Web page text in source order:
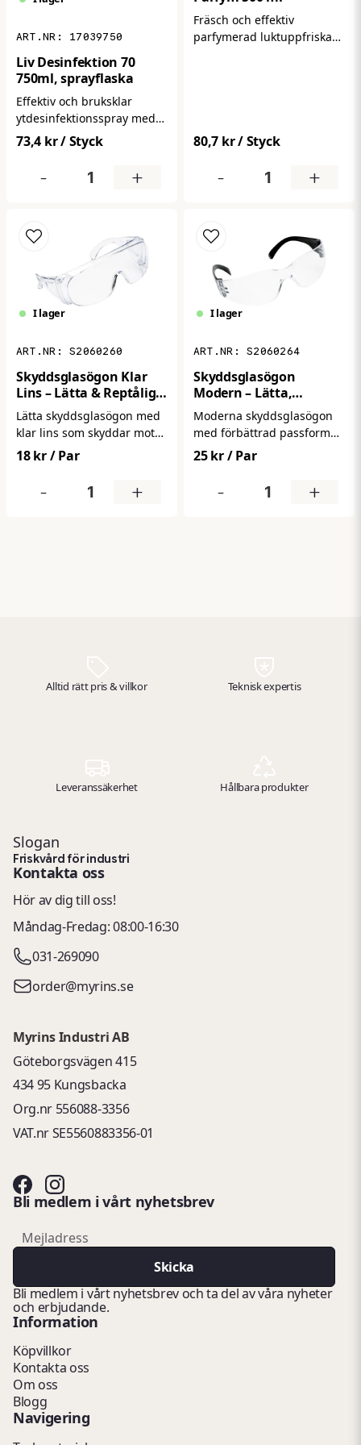
17039750
Liv Desinfektion 70
750ml, sprayflaska
Effektiv och bruksklar
ytdesinfektionsspray med
70 % alkohol – perfekt för
snabb och hygienisk
desinfektion av synligt rena
ytor. Sprayen passar
och ytor där många rör vid
73,4 kr/ Styck
- +
Fräsch och effektiv
parfymerad luktuppfriskare
toaletter, kontor, entréer
behöver snabb förbättring.
80,7 kr/ Styck
- +
I lager
S2060260
Skyddsglasögon Klar
Lins – Lätta & Reptåliga
för Arbete
Lätta skyddsglasögon med
klar lins som skyddar mot
damm och partiklar.
lämpliga för daglig
användning i industri,
18 kr/ Par
- +
I lager
S2060264
Skyddsglasögon
Modern – Lätta,
Bekväma & Reptåliga
Arbetsglasögon
Moderna skyddsglasögon
med förbättrad passform
och komfort för daglig
skydd mot damm och
partiklar samtidigt som de
25 kr/ Par
- +
Alltid rätt pris & villkor Teknisk expertis
Leveranssäkerhet Hållbara produkter
Slogan
Friskvård för industri
Kontakta oss
Hör av dig till oss!
Måndag-Fredag: 08:00-16:30
031-269090
order@myrins.se
Myrins Industri AB
Göteborgsvägen 415
434 95 Kungsbacka
Org.nr 556088-3356
VAT.nr SE5560883356-01
Bli medlem i vårt nyhetsbrev
email
Mejladress
Skicka
Bli medlem i vårt nyhetsbrev och ta del av våra nyheter
och erbjudande.
Information
Köpvillkor
Kontakta oss
Om oss
Blogg
Navigering